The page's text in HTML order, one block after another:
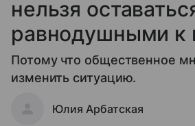
нельзя
равнодушными к
Потому что общественное
изменить ситуацию.
Юлия Арбатская